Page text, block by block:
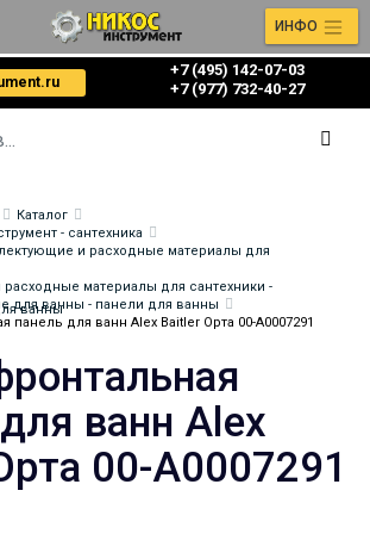
+7 (495) 142-07-03
‎‎+7 (977) 732-40-27
ИНФО
Каталог
- сантехника
и расходные материалы для
материалы для сантехники -
ванны
для ванны - панели для ванны
панель для ванн Alex Baitler Орта 00-A0007291
ванн Alex
00-A0007291